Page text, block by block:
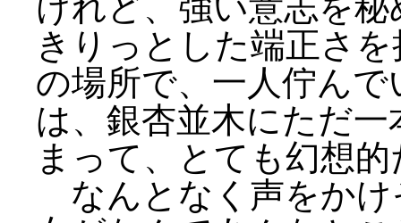
きりっとした端正さ
の場所で、一人佇ん
は、銀杏並木にただ
まって、とても幻想
なんとなく声をかけ